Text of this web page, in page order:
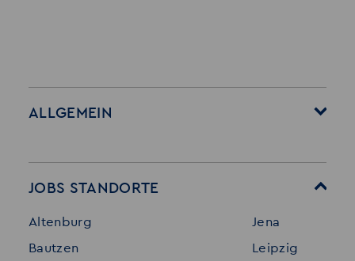
ALLGEMEIN
Stellenangebote
Initiativ bewerben
Referenzen
Interne Jobs
JOBS STANDORTE
Altenburg
Bautzen
Jena
Leipzig